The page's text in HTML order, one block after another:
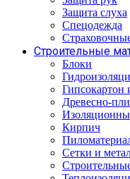
Защита слуха
Спецодежда
Строительные
Блоки
Древесно-
Кирпич
Сетки и